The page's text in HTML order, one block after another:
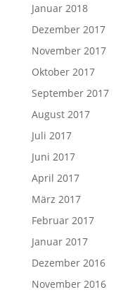
Januar 2018
Dezember 2017
November 2017
Oktober 2017
September 2017
August 2017
Juli 2017
Juni 2017
April 2017
März 2017
Februar 2017
Januar 2017
Dezember 2016
November 2016